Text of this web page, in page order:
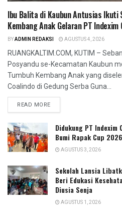
Ibu Balita di Kaubun Antusias Ikuti
Kembang Anak Gelaran PT Indexim
BYADMIN REDAKSI AGUSTUS 4, 2026
RUANGKALTIM.COM, KUTIM –
Posyandu se-Kecamatan Kaubun
Tumbuh Kembang Anak yang
Coalindo di Gedung Serba Guna...
READ MORE
Didukung PT Indexim
Bumi Rapak Cup
AGUSTUS 3, 2026
Sekolah Lansia
Beri Edukasi
Diusia Senja
AGUSTUS 1, 2026